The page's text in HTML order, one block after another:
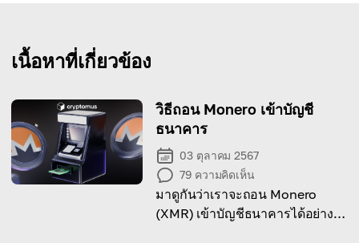
เนื้อหาที่เกี่ยวข้อง
วิธีถอน Monero เข้าบัญชี
ธนาคาร
03 ตุลาคม 2567
79 ความคิดเห็น
มาดูกันว่าเราจะถอน Monero
(XMR) เข้าบัญชีธนาคารได้อย่างไร